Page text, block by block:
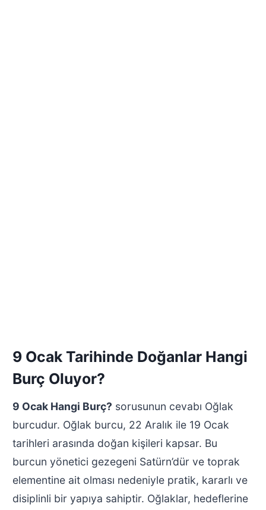
9 Ocak Tarihinde Doğanlar Hangi
Burç Oluyor?
9 Ocak Hangi Burç? sorusunun cevabı Oğlak
burcudur. Oğlak burcu, 22 Aralık ile 19 Ocak
tarihleri arasında doğan kişileri kapsar. Bu
burcun yönetici gezegeni Satürn’dür ve toprak
elementine ait olması nedeniyle pratik, kararlı ve
disiplinli bir yapıya sahiptir. Oğlaklar, hedeflerine